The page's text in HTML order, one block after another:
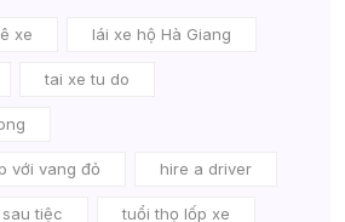
xe lái xe hộ Hà Giang
tai xe tu do
với vang đỏ hire a driver
tiệc tuổi thọ lốp xe